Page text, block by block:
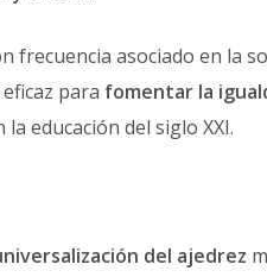
frecuencia asociado en la
para fomentar la
la educación del siglo XXI.
del ajedrez